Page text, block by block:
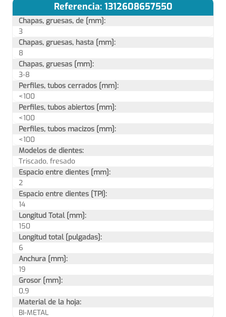
Referencia: 1312608657550
Chapas, gruesas, de [mm]:
3
Chapas, gruesas, hasta [mm]:
8
Chapas, gruesas [mm]:
3-8
Perfiles, tubos cerrados [mm]:
<100
Perfiles, tubos abiertos [mm]:
<100
Perfiles, tubos macizos [mm]:
<100
Modelos de dientes:
Triscado, fresado
Espacio entre dientes [mm]:
2
Espacio entre dientes [TPI]:
14
Longitud Total [mm]:
150
Longitud total [pulgadas]:
6
Anchura [mm]:
19
Grosor [mm]:
0,9
Material de la hoja:
BI-METAL